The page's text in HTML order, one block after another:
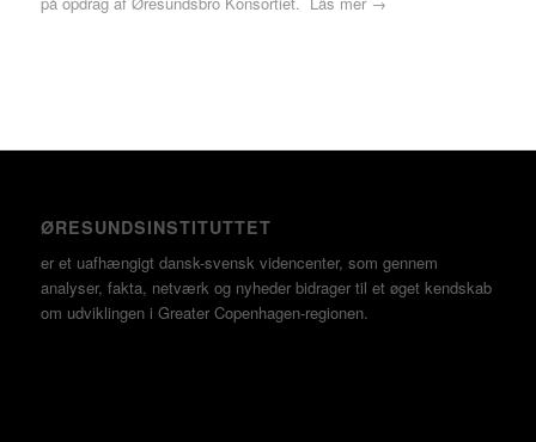
ØRESUNDSINSTITUTTET
er et uafhængigt dansk-svensk videncenter, som gennem
analyser, fakta, netværk og nyheder bidrager til et øget kendskab
om udviklingen i Greater Copenhagen-regionen.